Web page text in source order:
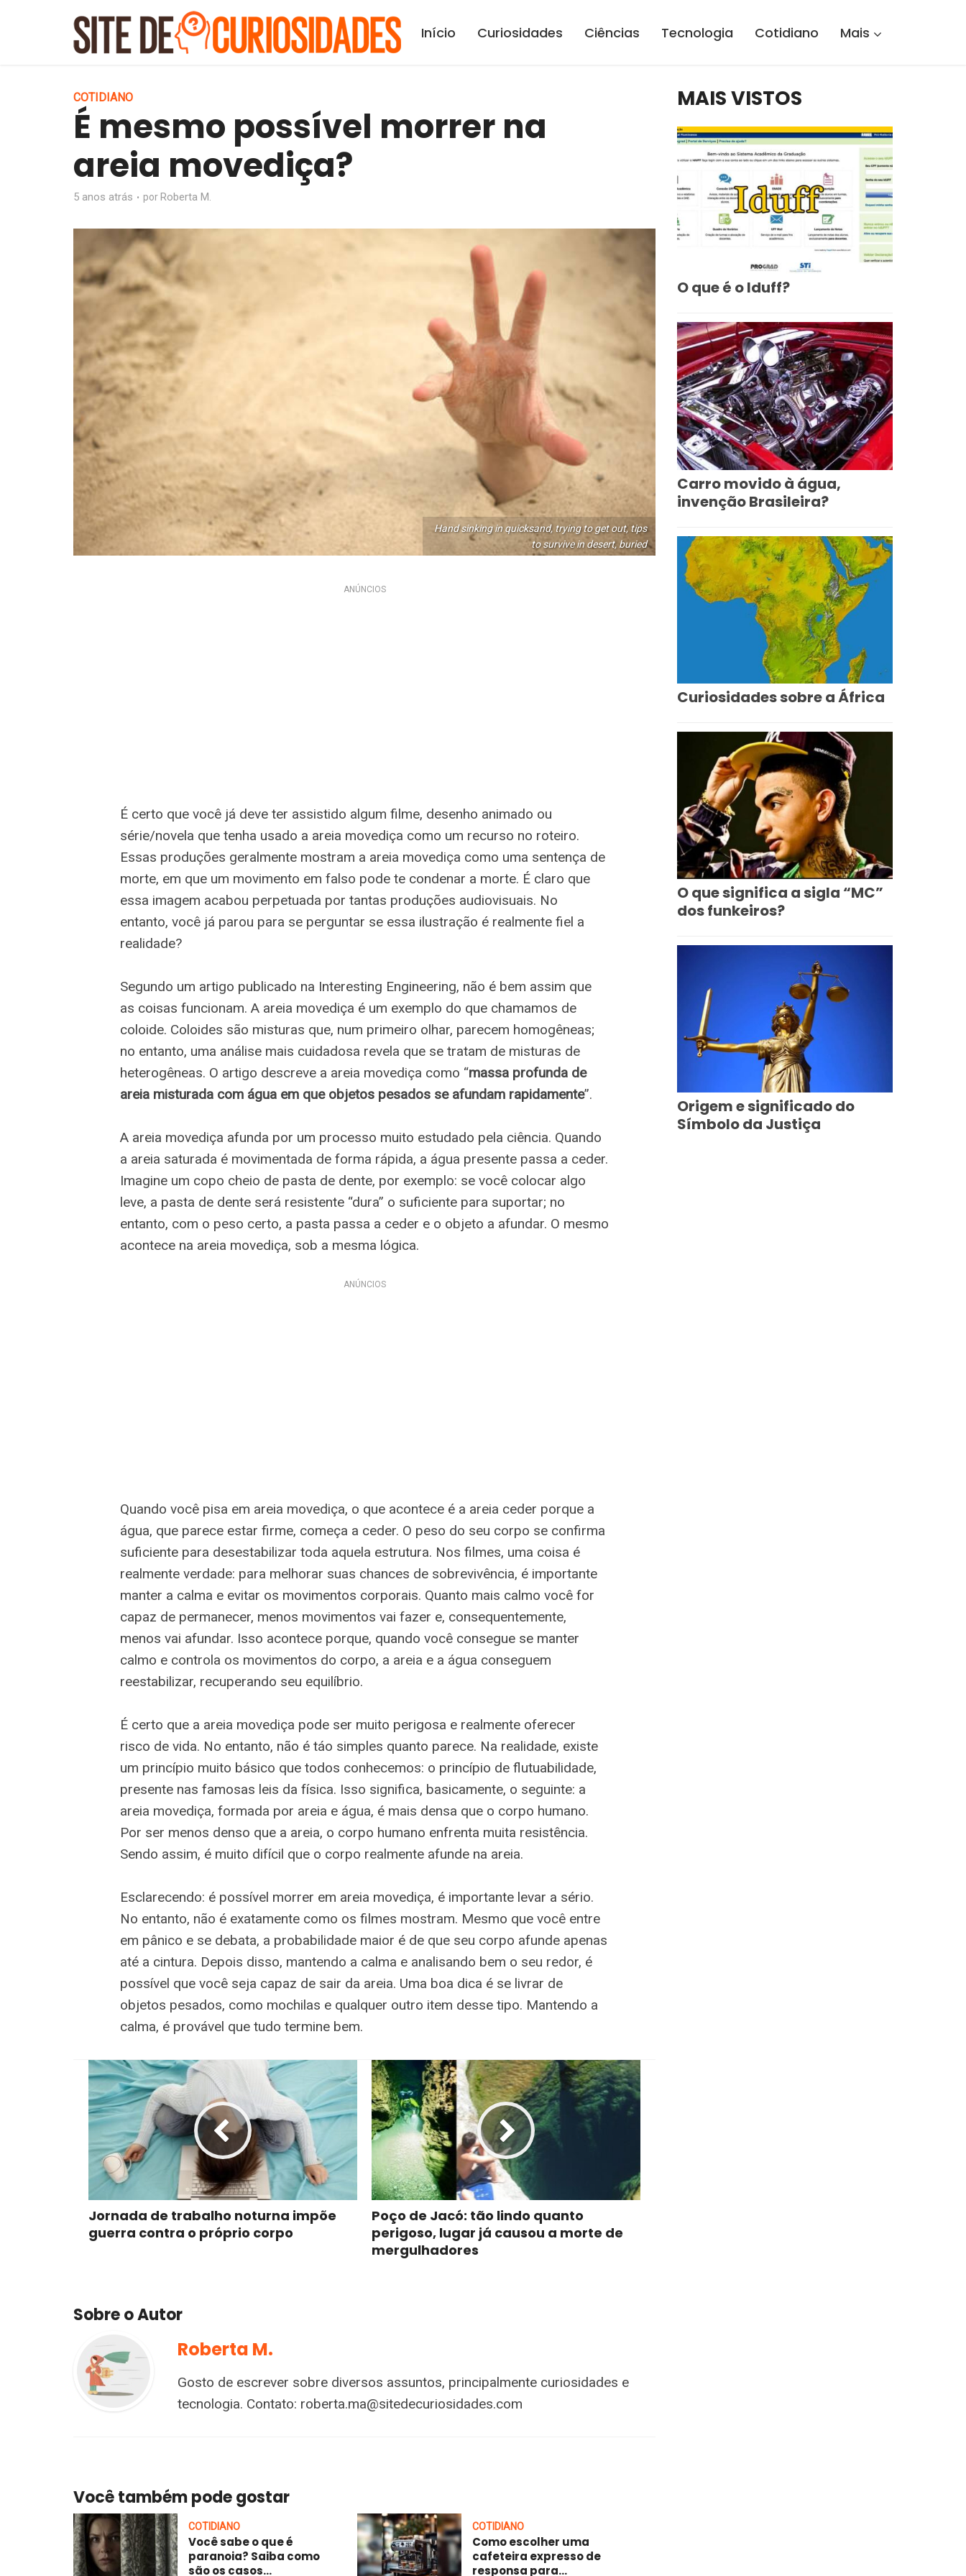
Início Curiosidades Ciências Tecnologia Cotidiano Mais
COTIDIANO
É mesmo possível morrer na
areia movediça?
5 anos atrás porRoberta M.
Hand sinking in quicksand, trying to get out, tips
to survive in desert, buried
ANÚNCIOS
É certo que você já deve ter assistido algum filme, desenho animado ou
série/novela que tenha usado a areia movediça como um recurso no roteiro.
Essas produções geralmente mostram a areia movediça como uma sentença de
morte, em que um movimento em falso pode te condenar a morte. É claro que
essa imagem acabou perpetuada por tantas produções audiovisuais. No
entanto, você já parou para se perguntar se essa ilustração é realmente fiel a
realidade?
Segundo um artigo publicado na Interesting Engineering, não é bem assim que
as coisas funcionam. A areia movediça é um exemplo do que chamamos de
coloide. Coloides são misturas que, num primeiro olhar, parecem homogêneas;
no entanto, uma análise mais cuidadosa revela que se tratam de misturas de
heterogêneas. O artigo descreve a areia movediça como “massa profunda de
areia misturada com água em que objetos pesados se afundam rapidamente”.
A areia movediça afunda por um processo muito estudado pela ciência. Quando
a areia saturada é movimentada de forma rápida, a água presente passa a ceder.
Imagine um copo cheio de pasta de dente, por exemplo: se você colocar algo
leve, a pasta de dente será resistente “dura” o suficiente para suportar; no
entanto, com o peso certo, a pasta passa a ceder e o objeto a afundar. O mesmo
acontece na areia movediça, sob a mesma lógica.
ANÚNCIOS
Quando você pisa em areia movediça, o que acontece é a areia ceder porque a
água, que parece estar firme, começa a ceder. O peso do seu corpo se confirma
suficiente para desestabilizar toda aquela estrutura. Nos filmes, uma coisa é
realmente verdade: para melhorar suas chances de sobrevivência, é importante
manter a calma e evitar os movimentos corporais. Quanto mais calmo você for
capaz de permanecer, menos movimentos vai fazer e, consequentemente,
menos vai afundar. Isso acontece porque, quando você consegue se manter
calmo e controla os movimentos do corpo, a areia e a água conseguem
reestabilizar, recuperando seu equilíbrio.
É certo que a areia movediça pode ser muito perigosa e realmente oferecer
risco de vida. No entanto, não é táo simples quanto parece. Na realidade, existe
um princípio muito básico que todos conhecemos: o princípio de flutuabilidade,
presente nas famosas leis da física. Isso significa, basicamente, o seguinte: a
areia movediça, formada por areia e água, é mais densa que o corpo humano.
Por ser menos denso que a areia, o corpo humano enfrenta muita resistência.
Sendo assim, é muito difícil que o corpo realmente afunde na areia.
Esclarecendo: é possível morrer em areia movediça, é importante levar a sério.
No entanto, não é exatamente como os filmes mostram. Mesmo que você entre
em pânico e se debata, a probabilidade maior é de que seu corpo afunde apenas
até a cintura. Depois disso, mantendo a calma e analisando bem o seu redor, é
possível que você seja capaz de sair da areia. Uma boa dica é se livrar de
objetos pesados, como mochilas e qualquer outro item desse tipo. Mantendo a
calma, é provável que tudo termine bem.
Jornada de trabalho noturna impõe
guerra contra o próprio corpo
Poço de Jacó: tão lindo quanto
perigoso, lugar já causou a morte de
mergulhadores
Sobre o Autor
Roberta M.
Gosto de escrever sobre diversos assuntos, principalmente curiosidades e
tecnologia. Contato: roberta.ma@sitedecuriosidades.com
Você também pode gostar
COTIDIANO
Você sabe o que é
paranoia? Saiba como
são os casos...
COTIDIANO
Como escolher uma
cafeteira expresso de
responsa para...
MAIS VISTOS
O que é o Iduff?
Carro movido à água,
invenção Brasileira?
Curiosidades sobre a África
O que significa a sigla “MC”
dos funkeiros?
Origem e significado do
Símbolo da Justiça